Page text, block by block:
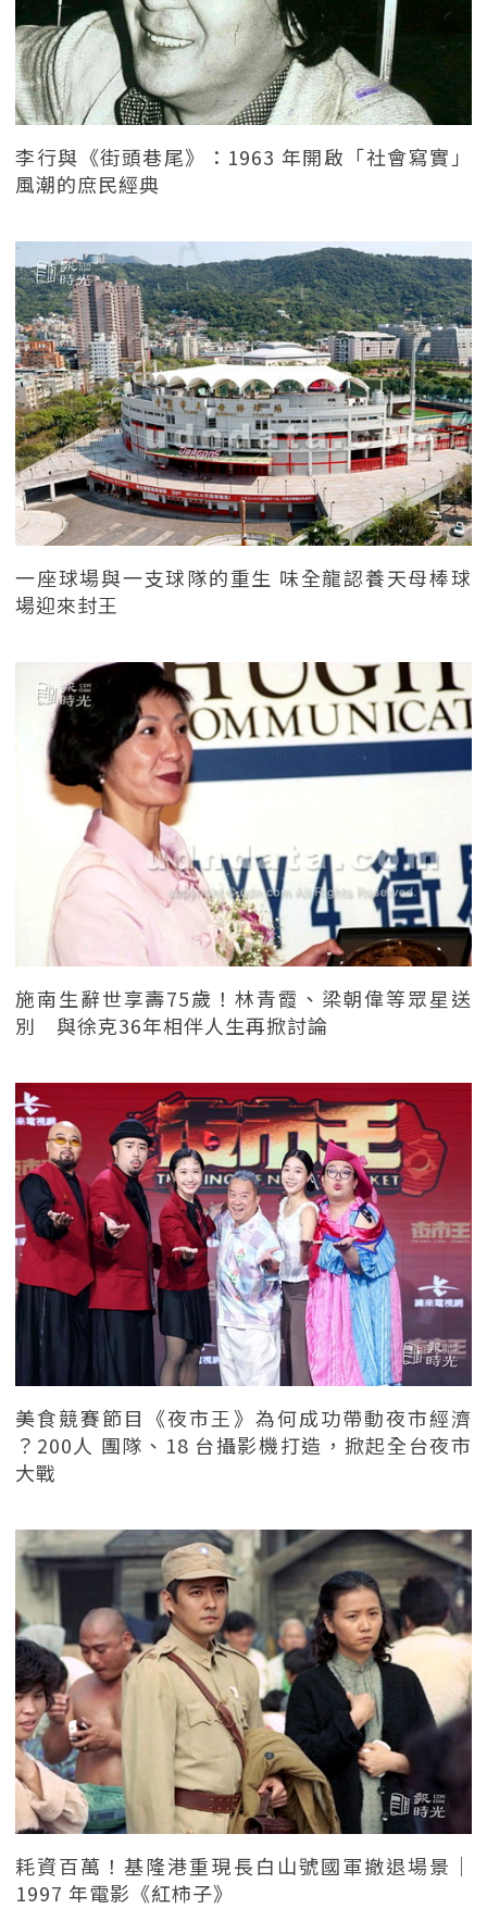
李行與《街頭巷尾》：1963 年開啟「社會寫實」
風潮的庶民經典
一座球場與一支球隊的重生 味全龍認養天母棒球
場迎來封王
施南生辭世享壽75歲！林青霞、梁朝偉等眾星送
別 與徐克36年相伴人生再掀討論
美食競賽節目《夜市王》為何成功帶動夜市經濟
？200人 團隊、18 台攝影機打造，掀起全台夜市
大戰
耗資百萬！基隆港重現長白山號國軍撤退場景｜
1997 年電影《紅柿子》